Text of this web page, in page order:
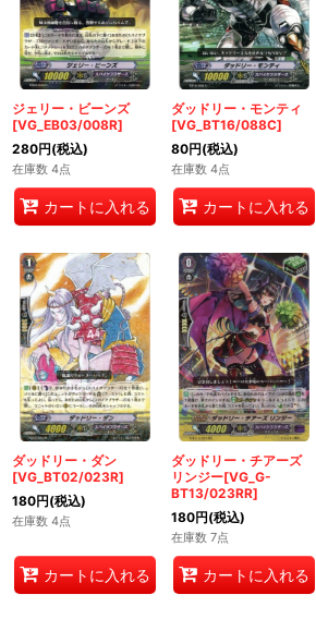
ジェリー・ビーンズ
[VG_EB03/008R]
280円(税込)
在庫数 4点
カートに入れる
ダッドリー・モンティ
[VG_BT16/088C]
80円(税込)
在庫数 4点
カートに入れる
ダッドリー・ダン
[VG_BT02/023R]
180円(税込)
在庫数 4点
カートに入れる
ダッドリー・チアーズ
リンジー[VG_G-
BT13/023RR]
180円(税込)
在庫数 7点
カートに入れる